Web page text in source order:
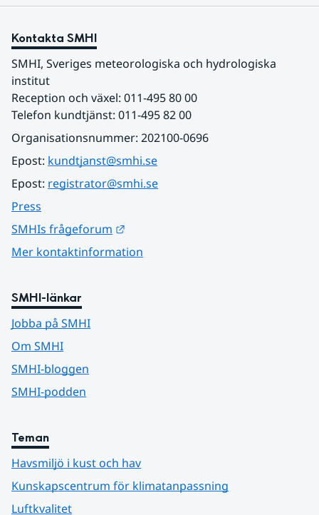
Kontakta SMHI
SMHI, Sveriges meteorologiska och hydrologiska
institut
Reception och växel: 011-495 80 00
Telefon kundtjänst: 011-495 82 00
Organisationsnummer: 202100-0696
Epost: kundtjanst@smhi.se
Epost: registrator@smhi.se
Press
SMHIs frågeforum
Mer kontaktinformation
SMHI-länkar
Jobba på SMHI
Om SMHI
SMHI-bloggen
SMHI-podden
Teman
Havsmiljö i kust och hav
Kunskapscentrum för klimatanpassning
Luftkvalitet